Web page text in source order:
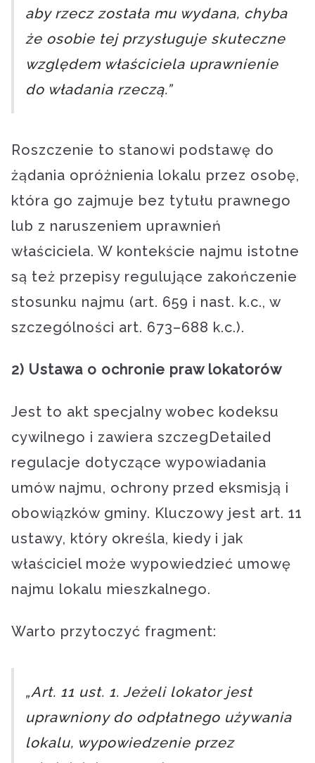
aby rzecz została mu wydana, chyba
że osobie tej przysługuje skuteczne
względem właściciela uprawnienie
do władania rzeczą.”
Roszczenie to stanowi podstawę do
żądania opróżnienia lokalu przez osobę,
która go zajmuje bez tytułu prawnego
lub z naruszeniem uprawnień
właściciela. W kontekście najmu istotne
są też przepisy regulujące zakończenie
stosunku najmu (art. 659 i nast. k.c., w
szczególności art. 673–688 k.c.).
2) Ustawa o ochronie praw lokatorów
Jest to akt specjalny wobec kodeksu
cywilnego i zawiera szczegDetailed
regulacje dotyczące wypowiadania
umów najmu, ochrony przed eksmisją i
obowiązków gminy. Kluczowy jest art. 11
ustawy, który określa, kiedy i jak
właściciel może wypowiedzieć umowę
najmu lokalu mieszkalnego.
Warto przytoczyć fragment:
„Art. 11 ust. 1. Jeżeli lokator jest
uprawniony do odpłatnego używania
lokalu, wypowiedzenie przez